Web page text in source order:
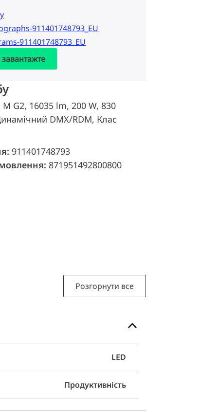
911401748793_EU
911401748793_EU
завантажте
G2, 16035 lm, 200 W, 830
DMX/RDM, Клас
911401748793
871951492800800
Розгорнути все
LED
Продуктивність